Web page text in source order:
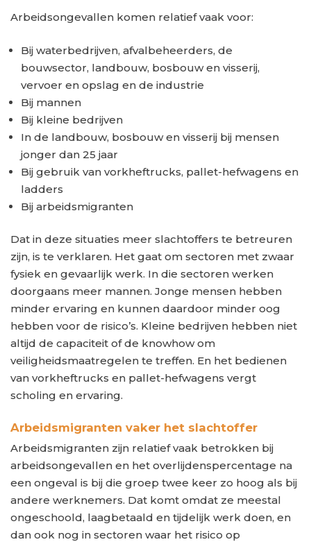
Arbeidsongevallen komen relatief vaak voor:
Bij waterbedrijven, afvalbeheerders, de
bouwsector, landbouw, bosbouw en visserij,
vervoer en opslag en de industrie
Bij mannen
Bij kleine bedrijven
In de landbouw, bosbouw en visserij bij mensen
jonger dan 25 jaar
Bij gebruik van vorkheftrucks, pallet-hefwagens en
ladders
Bij arbeidsmigranten
Dat in deze situaties meer slachtoffers te betreuren
zijn, is te verklaren. Het gaat om sectoren met zwaar
fysiek en gevaarlijk werk. In die sectoren werken
doorgaans meer mannen. Jonge mensen hebben
minder ervaring en kunnen daardoor minder oog
hebben voor de risico’s. Kleine bedrijven hebben niet
altijd de capaciteit of de knowhow om
veiligheidsmaatregelen te treffen. En het bedienen
van vorkheftrucks en pallet-hefwagens vergt
scholing en ervaring.
Arbeidsmigranten vaker het slachtoffer
Arbeidsmigranten zijn relatief vaak betrokken bij
arbeidsongevallen en het overlijdenspercentage na
een ongeval is bij die groep twee keer zo hoog als bij
andere werknemers. Dat komt omdat ze meestal
ongeschoold, laagbetaald en tijdelijk werk doen, en
dan ook nog in sectoren waar het risico op